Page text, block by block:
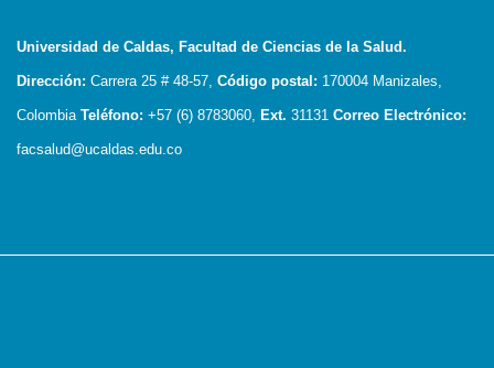
Universidad de Caldas, Facultad de Ciencias de la Salud.
Dirección: Carrera 25 # 48-57, Código postal: 170004 Manizales,
Colombia Teléfono: +57 (6) 8783060, Ext. 31131 Correo Electrónico:
facsalud@ucaldas.edu.co